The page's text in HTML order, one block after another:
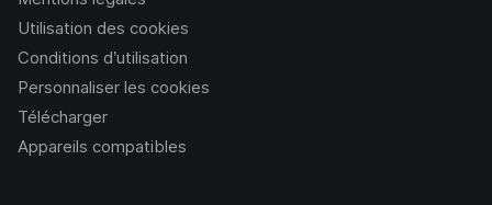
Utilisation des cookies
Conditions d’utilisation
Personnaliser les cookies
Télécharger
Appareils compatibles